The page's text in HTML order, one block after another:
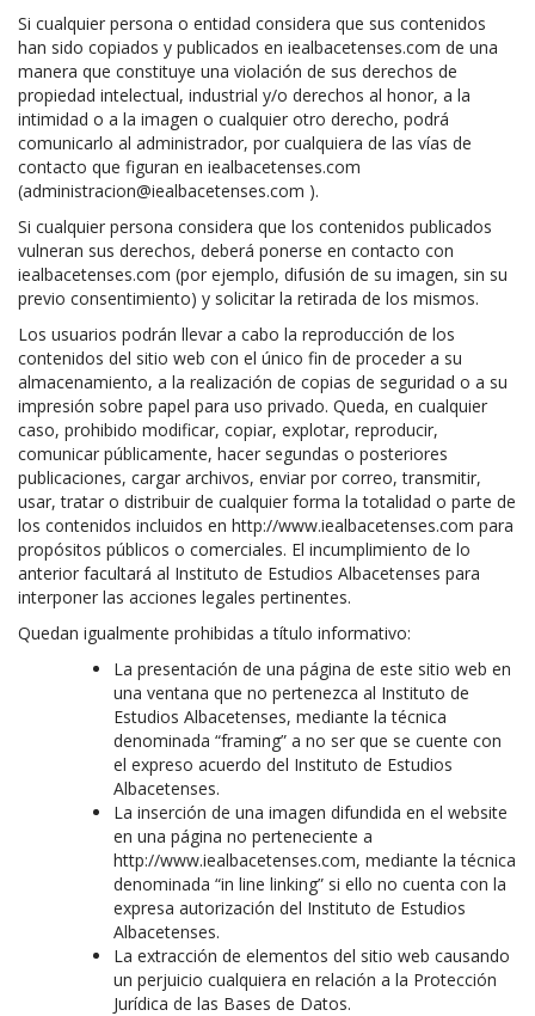
Si cualquier persona o entidad considera que sus contenidos
han sido copiados y publicados en iealbacetenses.com de una
manera que constituye una violación de sus derechos de
propiedad intelectual, industrial y/o derechos al honor, a la
intimidad o a la imagen o cualquier otro derecho, podrá
comunicarlo al administrador, por cualquiera de las vías de
contacto que figuran en iealbacetenses.com
(administracion@iealbacetenses.com ).
Si cualquier persona considera que los contenidos publicados
vulneran sus derechos, deberá ponerse en contacto con
iealbacetenses.com (por ejemplo, difusión de su imagen, sin su
previo consentimiento) y solicitar la retirada de los mismos.
Los usuarios podrán llevar a cabo la reproducción de los
contenidos del sitio web con el único fin de proceder a su
almacenamiento, a la realización de copias de seguridad o a su
impresión sobre papel para uso privado. Queda, en cualquier
caso, prohibido modificar, copiar, explotar, reproducir,
comunicar públicamente, hacer segundas o posteriores
publicaciones, cargar archivos, enviar por correo, transmitir,
usar, tratar o distribuir de cualquier forma la totalidad o parte de
los contenidos incluidos en http://www.iealbacetenses.com para
propósitos públicos o comerciales. El incumplimiento de lo
anterior facultará al Instituto de Estudios Albacetenses para
interponer las acciones legales pertinentes.
Quedan igualmente prohibidas a título informativo:
La presentación de una página de este sitio web en
una ventana que no pertenezca al Instituto de
Estudios Albacetenses, mediante la técnica
denominada “framing” a no ser que se cuente con
el expreso acuerdo del Instituto de Estudios
Albacetenses.
La inserción de una imagen difundida en el website
en una página no perteneciente a
http://www.iealbacetenses.com, mediante la técnica
denominada “in line linking” si ello no cuenta con la
expresa autorización del Instituto de Estudios
Albacetenses.
La extracción de elementos del sitio web causando
un perjuicio cualquiera en relación a la Protección
Jurídica de las Bases de Datos.